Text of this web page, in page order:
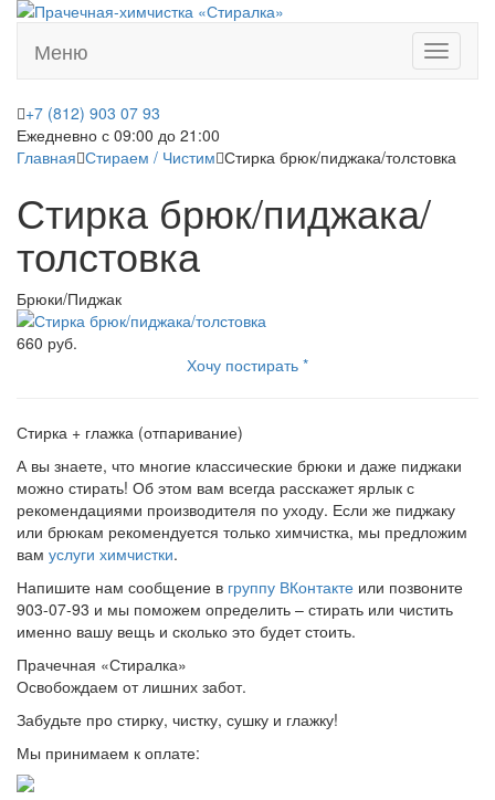
Меню
Меню
+7 (812) 903 07 93
Ежедневно с 09:00 до 21:00
Главная Стираем / Чистим Стирка брюк/пиджака/толстовка
Стирка брюк/пиджака/
толстовка
Брюки/Пиджак
660 руб.
Хочу постирать *
Стирка + глажка (отпаривание)
А вы знаете, что многие классические брюки и даже пиджаки
можно стирать! Об этом вам всегда расскажет ярлык с
рекомендациями производителя по уходу. Если же пиджаку
или брюкам рекомендуется только химчистка, мы предложим
вам услуги химчистки.
Напишите нам сообщение в группу ВКонтакте или позвоните
903-07-93 и мы поможем определить – стирать или чистить
именно вашу вещь и сколько это будет стоить.
Прачечная «Стиралка»
Освобождаем от лишних забот.
Забудьте про стирку, чистку, сушку и глажку!
Мы принимаем к оплате: